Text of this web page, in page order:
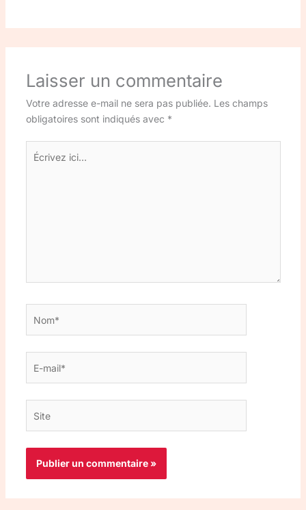
Laisser un commentaire
Votre adresse e-mail ne sera pas publiée. Les champs
obligatoires sont indiqués avec *
ici…
mail*